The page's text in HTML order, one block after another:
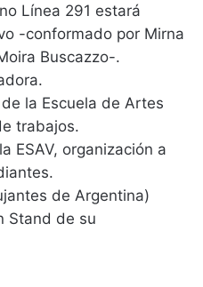
Línea 291 estará
-conformado por Mirna
Buscazzo-.
la Escuela de Artes
trabajos.
ESAV, organización a
de Argentina)
Stand de su